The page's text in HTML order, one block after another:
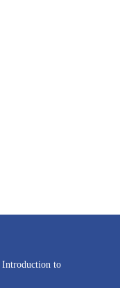
Introduction to